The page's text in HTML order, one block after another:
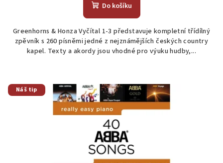
Do košíku
Greenhorns & Honza Vyčítal 1-3 představuje kompletní třídílný
zpěvník s 260 písněmi jedné z nejznámějších českých country
kapel. Texty a akordy jsou vhodné pro výuku hudby,...
Náš tip